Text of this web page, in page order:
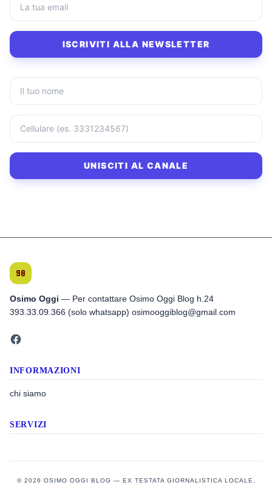
ISCRIVITI ALLA NEWSLETTER
UNISCITI AL CANALE
Osimo Oggi — Per contattare Osimo Oggi Blog h.24
393.33.09.366 (solo whatsapp) osimooggiblog@gmail.com
INFORMAZIONI
chi siamo
SERVIZI
© 2026 OSIMO OGGI BLOG — EX TESTATA GIORNALISTICA LOCALE.